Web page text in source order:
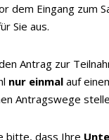
dem Eingang zum
Sie aus.
Antrag zur
nur einmal auf
Antragswege
bitte, dass Ihre